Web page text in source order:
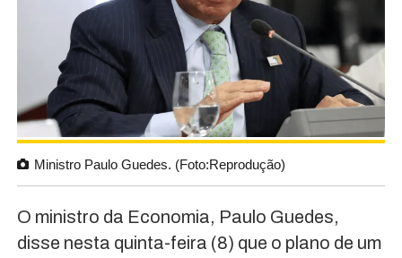
Ministro Paulo Guedes. (Foto:Reprodução)
O ministro da Economia, Paulo Guedes,
disse nesta quinta-feira (8) que o plano de um